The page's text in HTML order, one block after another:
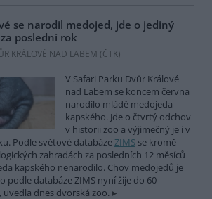
se narodil medojed, jde o jediný
poslední rok
KRÁLOVÉ NAD LABEM (ČTK)
V Safari Parku Dvůr Králové
nad Labem se koncem června
narodilo mládě medojeda
kapského. Jde o čtvrtý odchov
v historii zoo a výjimečný je i v
Podle světové databázeZIMS se kromě
zahradách za posledních 12 měsíců
kapského nenarodilo. Chov medojedů je
podle databáze ZIMS nyní žije do 60
dnes dvorská zoo.